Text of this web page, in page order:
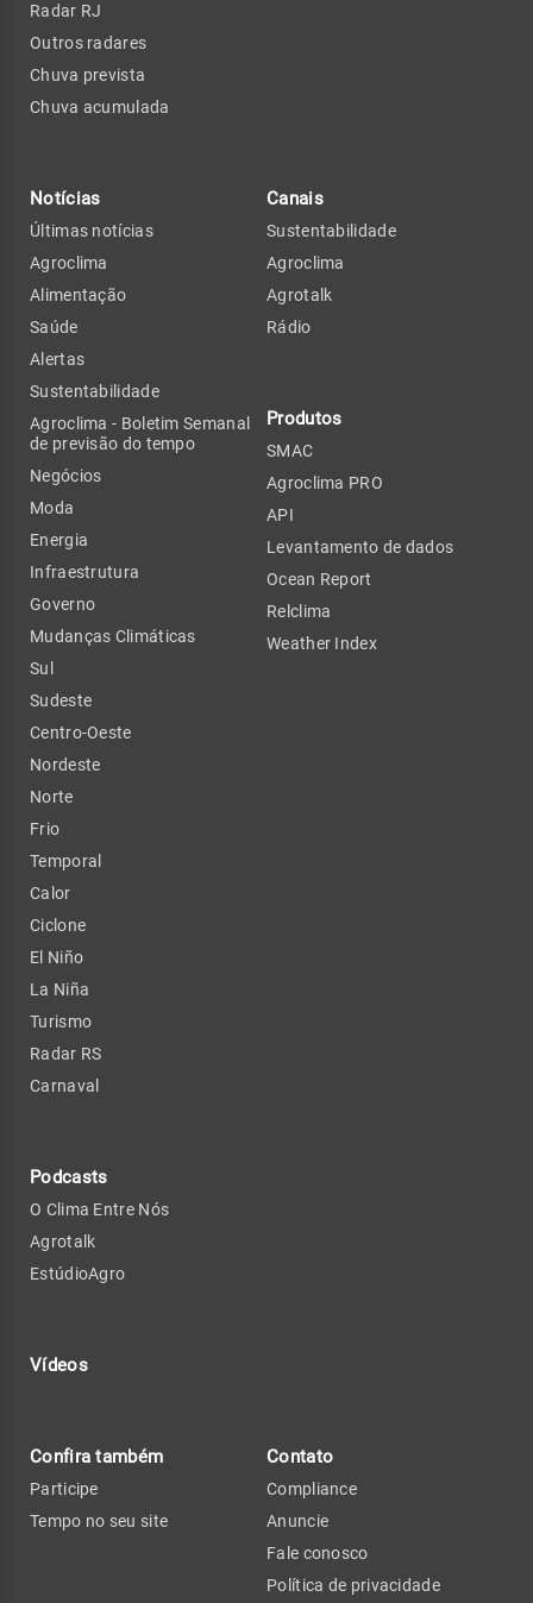
Radar RJ
Outros radares
Chuva prevista
Chuva acumulada
Notícias
Últimas notícias
Agroclima
Alimentação
Saúde
Alertas
Sustentabilidade
Agroclima - Boletim Semanal
de previsão do tempo
Negócios
Moda
Energia
Infraestrutura
Governo
Mudanças Climáticas
Sul
Sudeste
Centro-Oeste
Nordeste
Norte
Frio
Temporal
Calor
Ciclone
El Niño
La Niña
Turismo
Radar RS
Carnaval
Podcasts
O Clima Entre Nós
Agrotalk
EstúdioAgro
Vídeos
Canais
Sustentabilidade
Agroclima
Agrotalk
Rádio
Produtos
SMAC
Agroclima PRO
API
Levantamento de dados
Ocean Report
Relclima
Weather Index
Confira também
Participe
Tempo no seu site
Contato
Compliance
Anuncie
Fale conosco
Política de privacidade